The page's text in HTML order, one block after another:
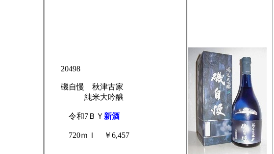
20498
磯自慢 秋津古家
純米大吟醸
令和7ＢＹ 新酒
720ｍｌ ￥6,457